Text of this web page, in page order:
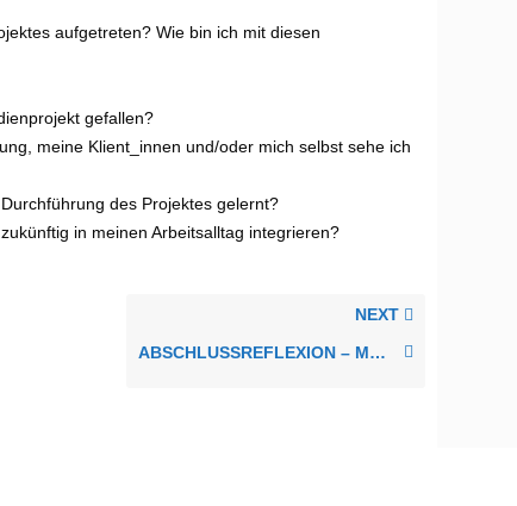
aufgetreten? Wie bin ich mit diesen
gefallen?
meine Klient_innen und/oder mich selbst sehe ich
des Projektes gelernt?
in meinen Arbeitsalltag integrieren?
NEXT
ABSCHLUSSREFLEXION – MEIN WEG MIT INKLUSIV DIGITAL